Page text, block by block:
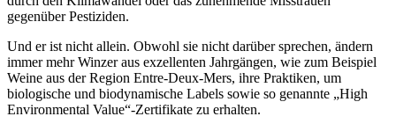
gegenüber Pestiziden.
Und er ist nicht allein. Obwohl sie nicht darüber sprechen, ändern
immer mehr Winzer aus exzellenten Jahrgängen, wie zum Beispiel
Weine aus der Region Entre-Deux-Mers, ihre Praktiken, um
biologische und biodynamische Labels sowie so genannte „High
Environmental Value“-Zertifikate zu erhalten.